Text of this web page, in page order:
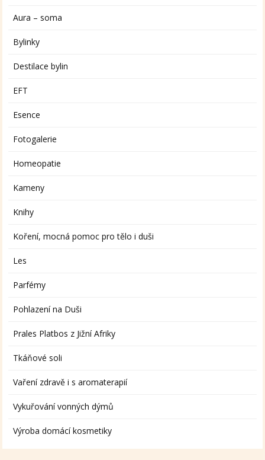
Aura – soma
Bylinky
Destilace bylin
EFT
Esence
Fotogalerie
Homeopatie
Kameny
Knihy
Koření, mocná pomoc pro tělo i duši
Les
Parfémy
Pohlazení na Duši
Prales Platbos z Jižní Afriky
Tkáňové soli
Vaření zdravě i s aromaterapií
Vykuřování vonných dýmů
Výroba domácí kosmetiky